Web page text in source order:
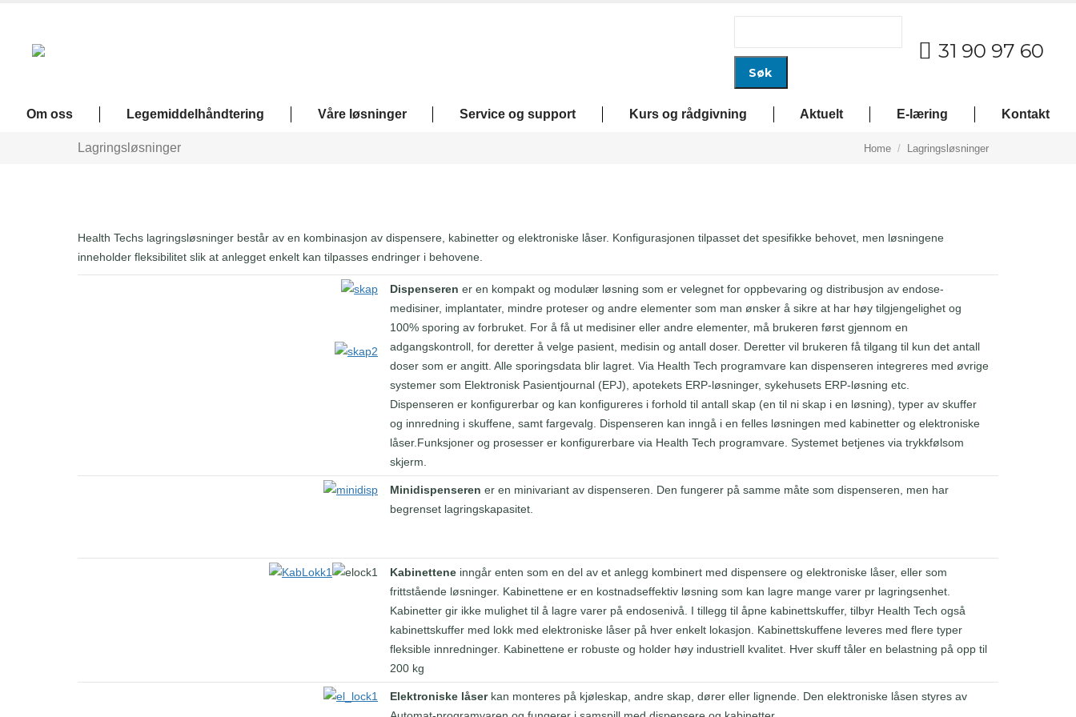
31 90 97 60
Om oss Legemiddelhåndtering Våre løsninger Service og support Kurs og rådgivning Aktuelt E-læring Kontakt
Lagringsløsninger You are here:
Home Lagringsløsninger
Health Techs lagringsløsninger består av en kombinasjon av dispensere, kabinetter og elektroniske låser. Konfigurasjonen tilpasset det spesifikke behovet, men løsningene
inneholder fleksibilitet slik at anlegget enkelt kan tilpasses endringer i behovene.
Dispenseren er en kompakt og modulær løsning som er velegnet for oppbevaring og distribusjon av endose-
medisiner, implantater, mindre proteser og andre elementer som man ønsker å sikre at har høy tilgjengelighet og
100% sporing av forbruket. For å få ut medisiner eller andre elementer, må brukeren først gjennom en
adgangskontroll, for deretter å velge pasient, medisin og antall doser. Deretter vil brukeren få tilgang til kun det antall
doser som er angitt. Alle sporingsdata blir lagret. Via Health Tech programvare kan dispenseren integreres med øvrige
systemer som Elektronisk Pasientjournal (EPJ), apotekets ERP-løsninger, sykehusets ERP-løsning etc.
Dispenseren er konfigurerbar og kan konfigureres i forhold til antall skap (en til ni skap i en løsning), typer av skuffer
og innredning i skuffene, samt fargevalg. Dispenseren kan inngå i en felles løsningen med kabinetter og elektroniske
låser.Funksjoner og prosesser er konfigurerbare via Health Tech programvare. Systemet betjenes via trykkfølsom
skjerm.
Minidispenseren er en minivariant av dispenseren. Den fungerer på samme måte som dispenseren, men har
begrenset lagringskapasitet.
Kabinettene inngår enten som en del av et anlegg kombinert med dispensere og elektroniske låser, eller som
frittstående løsninger. Kabinettene er en kostnadseffektiv løsning som kan lagre mange varer pr lagringsenhet.
Kabinetter gir ikke mulighet til å lagre varer på endosenivå. I tillegg til åpne kabinettskuffer, tilbyr Health Tech også
kabinettskuffer med lokk med elektroniske låser på hver enkelt lokasjon. Kabinettskuffene leveres med flere typer
fleksible innredninger. Kabinettene er robuste og holder høy industriell kvalitet. Hver skuff tåler en belastning på opp til
200 kg
Elektroniske låserkan monteres på kjøleskap, andre skap, dører eller lignende. Den elektroniske låsen styres av